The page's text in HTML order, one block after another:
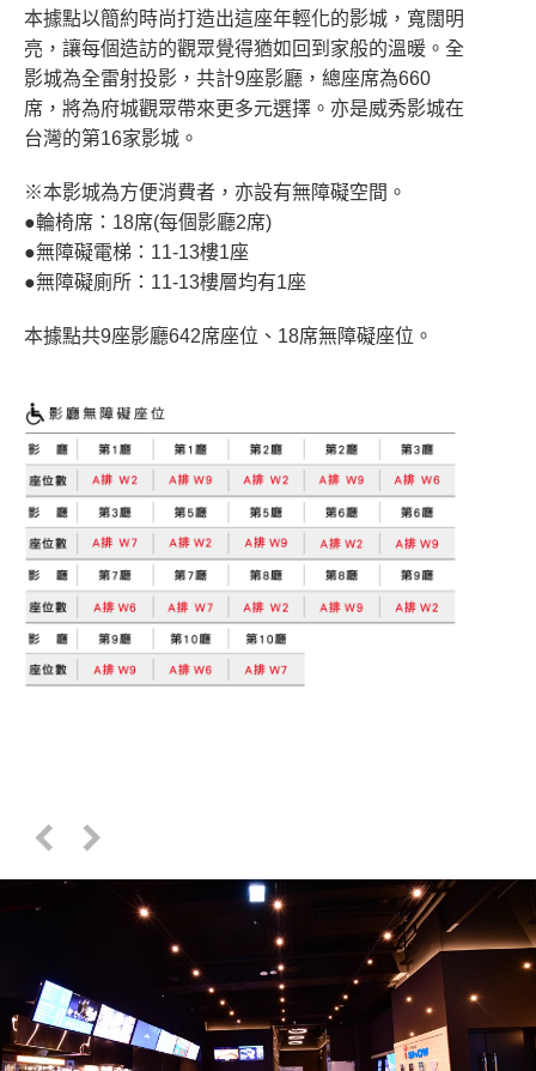
本據點以簡約時尚打造出這座年輕化的影城，寬闊明
亮，讓每個造訪的觀眾覺得猶如回到家般的溫暖。全
影城為全雷射投影，共計9座影廳，總座席為660
席，將為府城觀眾帶來更多元選擇。亦是威秀影城在
台灣的第16家影城。
※本影城為方便消費者，亦設有無障礙空間。
●輪椅席：18席(每個影廳2席)
●無障礙電梯：11-13樓1座
●無障礙廁所：11-13樓層均有1座
本據點共9座影廳642席座位、18席無障礙座位。